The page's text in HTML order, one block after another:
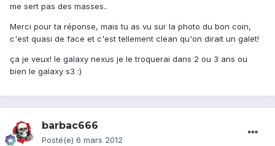
me sert pas des masses..
Merci pour ta réponse, mais tu as vu sur la photo du bon coin,
c'est quasi de face et c'est tellement clean qu'on dirait un galet!
ça je veux! le galaxy nexus je le troquerai dans 2 ou 3 ans ou
bien le galaxy s3 :)
barbac666
Posté(e) 6 mars 2012